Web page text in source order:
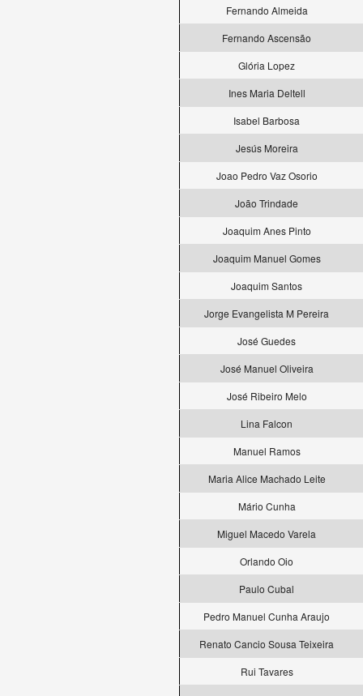
Fernando Almeida
Fernando Ascensão
Glória Lopez
Ines Maria Deltell
Isabel Barbosa
Jesús Moreira
Joao Pedro Vaz Osorio
João Trindade
Joaquim Anes Pinto
Joaquim Manuel Gomes
Joaquim Santos
Jorge Evangelista M Pereira
José Guedes
José Manuel Oliveira
José Ribeiro Melo
Lina Falcon
Manuel Ramos
Maria Alice Machado Leite
Mário Cunha
Miguel Macedo Varela
Orlando Oio
Paulo Cubal
Pedro Manuel Cunha Araujo
Renato Cancio Sousa Teixeira
Rui Tavares